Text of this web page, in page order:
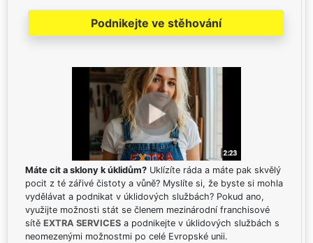
Podnikejte ve stěhování
Máte cit a sklony k úklidům? Uklízíte ráda a máte pak skvělý
pocit z té zářivé čistoty a vůně? Myslíte si, že byste si mohla
vydělávat a podnikat v úklidových službách? Pokud ano,
využijte možnosti stát se členem mezinárodní franchisové
sítě EXTRA SERVICES a podnikejte v úklidových službách s
neomezenými možnostmi po celé Evropské unii.